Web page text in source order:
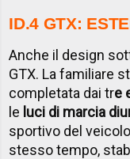
ID.4 GTX:
Anche il design
GTX. La familiare
completata dai tre
le luci di marcia
sportivo del
stesso tempo,